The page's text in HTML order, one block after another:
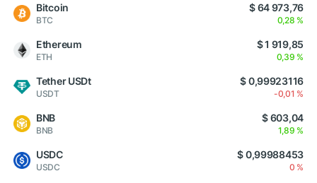
Bitcoin
BTC
$ 64 973,76
0,28 %
Ethereum
ETH
$ 1 919,85
0,39 %
Tether USDt
USDT
$ 0,99923116
-0,01 %
BNB
BNB
$ 603,04
1,89 %
USDC
USDC
$ 0,99988453
0 %